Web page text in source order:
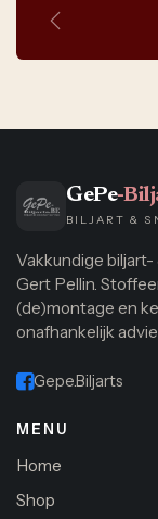
Vorige
GePe-
BILJART &
Vakkundige
Gert Pellin.
(de)montage en
onafhankelijk
Gepe.Biljarts
MENU
Home
Shop